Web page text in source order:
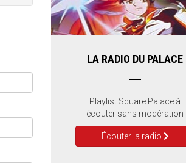
LA RADIO DU PALACE
Playlist Square Palace à
écouter sans modération
Écouter la radio